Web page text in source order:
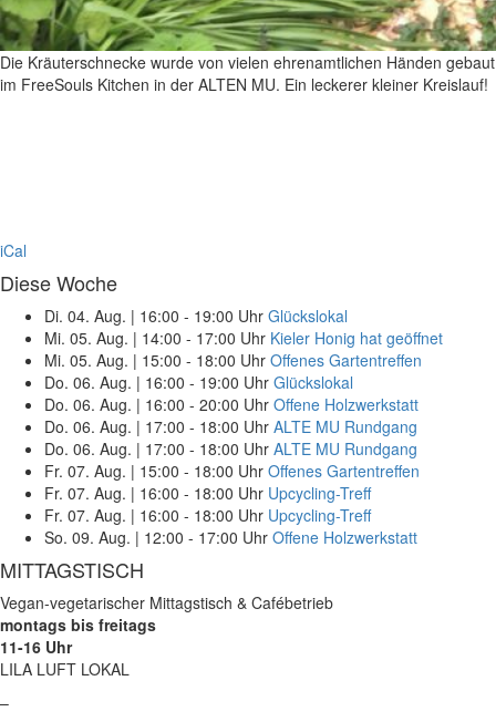
Die Kräuterschnecke wurde von vielen ehrenamtlichen Händen
im FreeSouls Kitchen in der ALTEN MU. Ein leckerer kleiner Kreislauf!
iCal
Diese Woche
Di. 04. Aug. | 16:00 - 19:00 Uhr Glückslokal
Mi. 05. Aug. | 14:00 - 17:00 Uhr Kieler Honig hat geöffnet
Mi. 05. Aug. | 15:00 - 18:00 Uhr Offenes Gartentreffen
Do. 06. Aug. | 16:00 - 19:00 Uhr Glückslokal
Do. 06. Aug. | 16:00 - 20:00 Uhr Offene Holzwerkstatt
Do. 06. Aug. | 17:00 - 18:00 Uhr ALTE MU Rundgang
Do. 06. Aug. | 17:00 - 18:00 Uhr ALTE MU Rundgang
Fr. 07. Aug. | 15:00 - 18:00 Uhr Offenes Gartentreffen
Fr. 07. Aug. | 16:00 - 18:00 Uhr Upcycling-Treff
Fr. 07. Aug. | 16:00 - 18:00 Uhr Upcycling-Treff
So. 09. Aug. | 12:00 - 17:00 Uhr Offene Holzwerkstatt
MITTAGSTISCH
Vegan-vegetarischer Mittagstisch & Cafébetrieb
montags bis freitags
11-16 Uhr
LILA LUFT LOKAL
–